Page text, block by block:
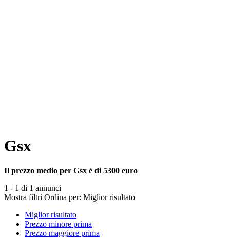
Gsx
Il prezzo medio per Gsx è di 5300 euro
1 - 1 di 1 annunci
Mostra filtri Ordina per: Miglior risultato
Miglior risultato
Prezzo minore prima
Prezzo maggiore prima